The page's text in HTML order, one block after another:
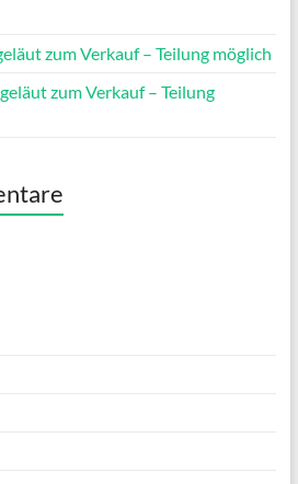
zum Verkauf – Teilung möglich
zum Verkauf – Teilung